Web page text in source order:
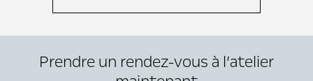
Prendre un rendez-vous à l’atelier